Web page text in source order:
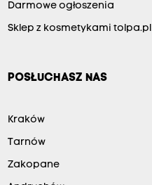
Darmowe ogłoszenia
Sklep z kosmetykami tolpa.pl
POSŁUCHASZ NAS
Kraków
Tarnów
Zakopane